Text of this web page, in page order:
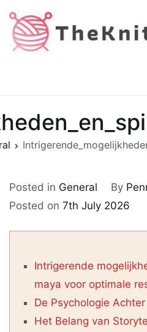
Skip
content
Posted in General By
Posted on 7th July 2026
Intrigerende
maya voor optimale
De Psychologie
Het Belang van